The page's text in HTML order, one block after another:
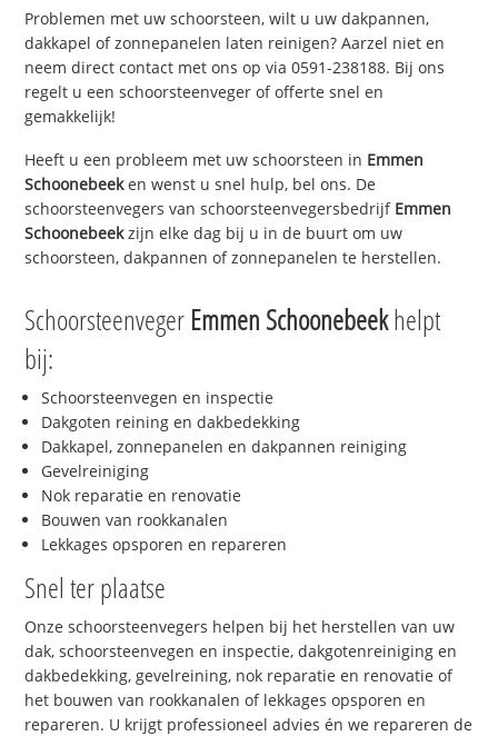
Problemen met uw schoorsteen, wilt u uw dakpannen,
dakkapel of zonnepanelen laten reinigen? Aarzel niet en
neem direct contact met ons op via 0591-238188. Bij ons
regelt u een schoorsteenveger of offerte snel en
gemakkelijk!
Heeft u een probleem met uw schoorsteen in Emmen
Schoonebeeken wenst u snel hulp, bel ons. De
schoorsteenvegers van schoorsteenvegersbedrijf Emmen
Schoonebeekzijn elke dag bij u in de buurt om uw
schoorsteen, dakpannen of zonnepanelen te herstellen.
Schoorsteenveger Emmen Schoonebeekhelpt
bij:
Schoorsteenvegen en inspectie
Dakgoten reining en dakbedekking
Dakkapel, zonnepanelen en dakpannen reiniging
Gevelreiniging
Nok reparatie en renovatie
Bouwen van rookkanalen
Lekkages opsporen en repareren
Snel ter plaatse
Onze schoorsteenvegers helpen bij het herstellen van uw
dak, schoorsteenvegen en inspectie, dakgotenreiniging en
dakbedekking, gevelreining, nok reparatie en renovatie of
het bouwen van rookkanalen of lekkages opsporen en
repareren. U krijgt professioneel advies én we repareren de